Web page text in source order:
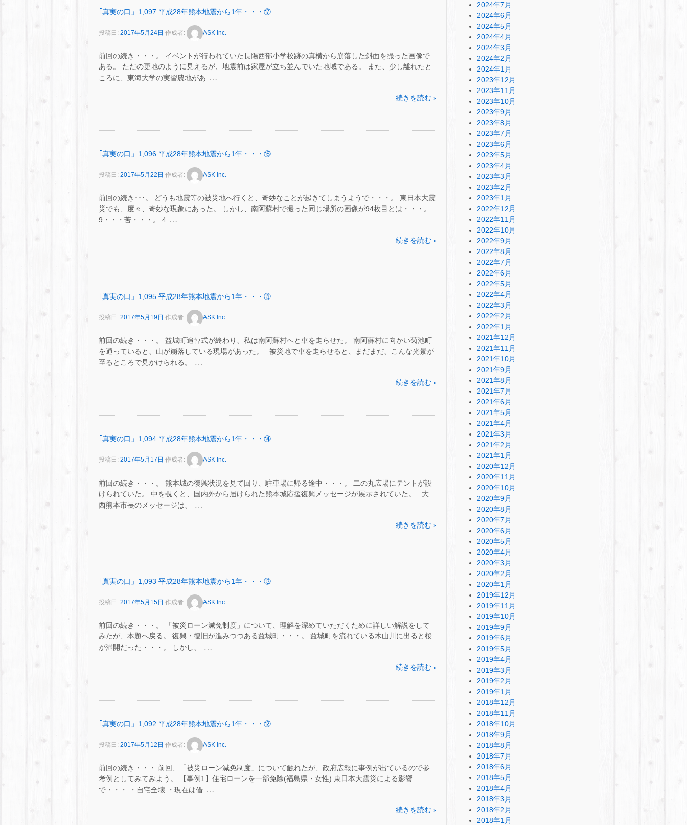
｢真実の口」1,097 平成28年熊本地震から1年・・・⑰
投稿日: 2017年5月24日 作成者: ASK Inc.
前回の続き・・・。 イベントが行われていた長陽西部小学校跡の真横から崩落した斜面を撮った画像で
ある。 ただの更地のように見えるが、地震前は家屋が立ち並んでいた地域である。 また、少し離れたと
ころに、東海大学の実習農地があ …
続きを読む ›
｢真実の口」1,096 平成28年熊本地震から1年・・・⑯
投稿日: 2017年5月22日 作成者: ASK Inc.
前回の続き･･･。 どうも地震等の被災地へ行くと、奇妙なことが起きてしまうようで・・・。 東日本大震
災でも、度々、奇妙な現象にあった。 しかし、南阿蘇村で撮った同じ場所の画像が94枚目とは・・・。
9・・・苦・・・。 4 …
続きを読む ›
｢真実の口」1,095 平成28年熊本地震から1年・・・⑮
投稿日: 2017年5月19日 作成者: ASK Inc.
前回の続き・・・。 益城町追悼式が終わり、私は南阿蘇村へと車を走らせた。 南阿蘇村に向かい菊池町
を通っていると、山が崩落している現場があった。 被災地で車を走らせると、まだまだ、こんな光景が
至るところで見かけられる。
…
続きを読む ›
｢真実の口」1,094 平成28年熊本地震から1年・・・⑭
投稿日: 2017年5月17日 作成者: ASK Inc.
前回の続き・・・。 熊本城の復興状況を見て回り、駐車場に帰る途中・・・。 二の丸広場にテントが設
けられていた。 中を覗くと、国内外から届けられた熊本城応援復興メッセージが展示されていた。 大
西熊本市長のメッセージは、
…
続きを読む ›
｢真実の口」1,093 平成28年熊本地震から1年・・・⑬
投稿日: 2017年5月15日 作成者: ASK Inc.
前回の続き・・・。 「被災ローン減免制度」について、理解を深めていただくために詳しい解説をして
みたが、本題へ戻る。 復興・復旧が進みつつある益城町・・・。 益城町を流れている木山川に出ると桜
が満開だった・・・。 しかし、
…
続きを読む ›
｢真実の口」1,092 平成28年熊本地震から1年・・・⑫
投稿日: 2017年5月12日 作成者: ASK Inc.
前回の続き・・・ 前回、「被災ローン減免制度」について触れたが、政府広報に事例が出ているので参
考例としてみてみよう。 【事例1】住宅ローンを一部免除(福島県・女性) 東日本大震災による影響
で・・・ ・自宅全壊 ・現在は借 …
続きを読む ›
2024年7月
2024年6月
2024年5月
2024年4月
2024年3月
2024年2月
2024年1月
2023年12月
2023年11月
2023年10月
2023年9月
2023年8月
2023年7月
2023年6月
2023年5月
2023年4月
2023年3月
2023年2月
2023年1月
2022年12月
2022年11月
2022年10月
2022年9月
2022年8月
2022年7月
2022年6月
2022年5月
2022年4月
2022年3月
2022年2月
2022年1月
2021年12月
2021年11月
2021年10月
2021年9月
2021年8月
2021年7月
2021年6月
2021年5月
2021年4月
2021年3月
2021年2月
2021年1月
2020年12月
2020年11月
2020年10月
2020年9月
2020年8月
2020年7月
2020年6月
2020年5月
2020年4月
2020年3月
2020年2月
2020年1月
2019年12月
2019年11月
2019年10月
2019年9月
2019年6月
2019年5月
2019年4月
2019年3月
2019年2月
2019年1月
2018年12月
2018年11月
2018年10月
2018年9月
2018年8月
2018年7月
2018年6月
2018年5月
2018年4月
2018年3月
2018年2月
2018年1月